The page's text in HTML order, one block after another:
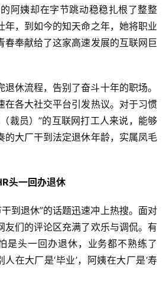
阿姨却在字节跳动稳稳扎根了整整
年，到如今的知天命之年，她将职业
春奉献给了这家高速发展的互联网巨
休流程，告别了奋斗十年的职场。
在各大社交平台引发热议。对于习惯
裁员）”的互联网打工人来说，能够
的大厂干到法定退休年龄，实属凤毛
头一回办退休
到退休”的话题迅速冲上热搜。面对
友们的评论区充满了欢乐与调侃。有
是头一回办退休，业务都不熟练了
在大厂是‘毕业’，阿姨在大厂是‘寿